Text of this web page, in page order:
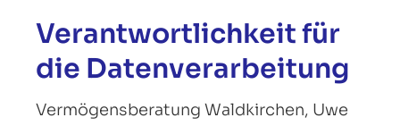
Verantwortlichkeit für
die Datenverarbeitung
Vermögensberatung Waldkirchen, Uwe